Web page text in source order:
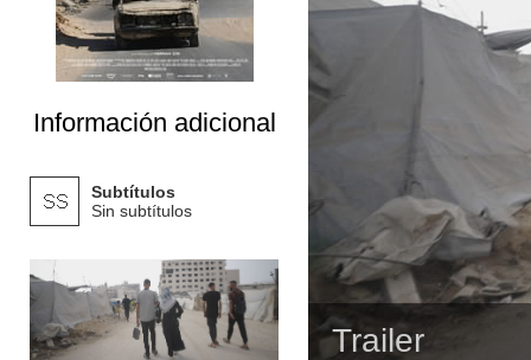
Información adicional
Subtítulos
Sin subtítulos
Trailer